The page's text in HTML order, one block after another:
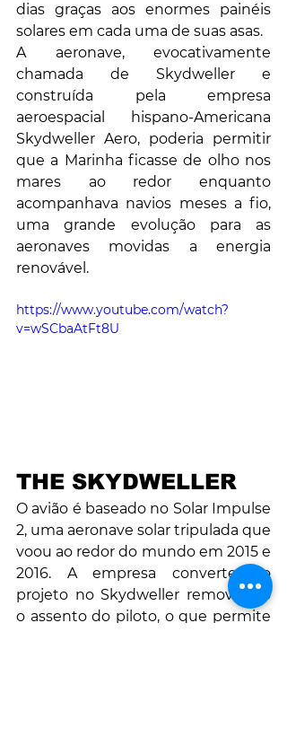
dias graças aos enormes painéis
solares em cada uma de suas asas.
A aeronave, evocativamente
chamada de Skydweller e
construída pela empresa
aeroespacial hispano-Americana
Skydweller Aero, poderia permitir
que a Marinha ficasse de olho nos
mares ao redor enquanto
acompanhava navios meses a fio,
uma grande evolução para as
aeronaves movidas a energia
renovável.
https://www.youtube.com/watch?
v=wSCbaAtFt8U
THE SKYDWELLER
O avião é baseado no Solar Impulse
2, uma aeronave solar tripulada que
voou ao redor do mundo em 2015 e
2016. A empresa converteu o
projeto no Skydweller removendo
o assento do piloto, o que permite